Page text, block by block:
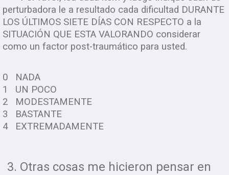
perturbadora le a resultado cada dificultad DURANTE
LOS ÚLTIMOS SIETE DÍAS CON RESPECTO a la
SITUACIÓN QUE ESTA VALORANDO considerar
como un factor post-traumático para usted.
0 NADA
1 UN POCO
2 MODESTAMENTE
3 BASTANTE
4 EXTREMADAMENTE
3. Otras cosas me hicieron pensar en